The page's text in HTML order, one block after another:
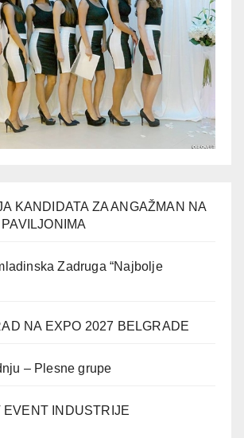
KANDIDATA ZA ANGAŽMAN NA
Zadruga “Najbolje
NA EXPO 2027 BELGRADE
– Plesne grupe
EVENT INDUSTRIJE